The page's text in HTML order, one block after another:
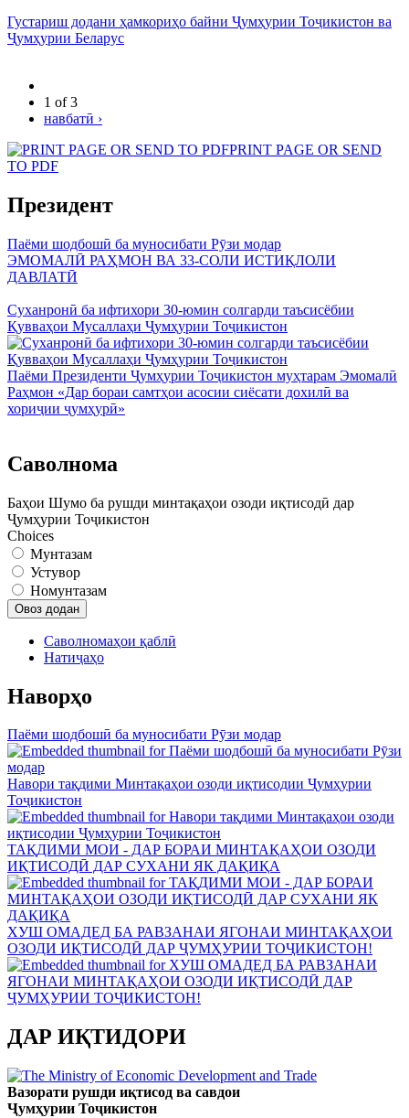
Густариш додани ҳамкориҳо байни Ҷумҳурии Тоҷикистон ва
Ҷумҳурии Беларус
1 of 3
навбатӣ ›
PRINT PAGE OR SEND
TO PDF
Президент
Паёми шодбошӣ ба муносибати Рӯзи модар
ЭМОМАЛӢ РАҲМОН ВА 33-СОЛИ ИСТИҚЛОЛИ
ДАВЛАТӢ
Суханронӣ ба ифтихори 30-юмин солгарди таъсисёбии
Қувваҳои Мусаллаҳи Ҷумҳурии Тоҷикистон
Паёми Президенти Ҷумҳурии Тоҷикистон муҳтарам Эмомалӣ
Раҳмон «Дар бораи самтҳои асосии сиёсати дохилӣ ва
хориҷии ҷумҳурӣ»
Саволнома
Баҳои Шумо ба рушди минтақаҳои озоди иқтисодӣ дар
Ҷумҳурии Тоҷикистон
Choices
Мунтазам
Устувор
Номунтазам
Саволномаҳои қаблӣ
Натиҷаҳо
Наворҳо
Паёми шодбошӣ ба муносибати Рӯзи модар
Навори тақдими Минтақаҳои озоди иқтисодии Ҷумҳурии
Тоҷикистон
ТАҚДИМИ МОИ - ДАР БОРАИ МИНТАҚАҲОИ ОЗОДИ
ИҚТИСОДӢ ДАР СУХАНИ ЯК ДАҚИҚА
ХУШ ОМАДЕД БА РАВЗАНАИ ЯГОНАИ МИНТАҚАҲОИ
ОЗОДИ ИҚТИСОДӢ ДАР ҶУМҲУРИИ ТОҶИКИСТОН!
ДАР ИҚТИДОРИ
Вазорати рушди иқтисод ва савдои
Ҷумҳурии Тоҷикистон